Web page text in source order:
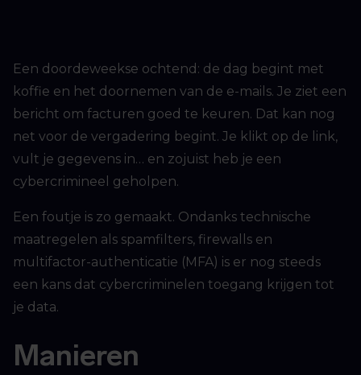
Een doordeweekse ochtend: de dag begint met
koffie en het doornemen van de e-mails. Je ziet een
bericht om facturen goed te keuren. Dat kan nog
net voor de vergadering begint. Je klikt op de link,
vult je gegevens in… en zojuist heb je een
cybercrimineel geholpen.
Een foutje is zo gemaakt. Ondanks technische
maatregelen als spamfilters, firewalls en
multifactor-authenticatie (MFA) is er nog steeds
een kans dat cybercriminelen toegang krijgen tot
je data.
Manieren